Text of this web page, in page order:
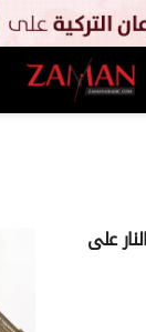
على